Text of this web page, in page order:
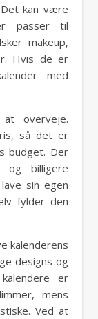
kan være
passer til
makeup,
Hvis de er
med
overveje.
så det er
budget. Der
og billigere
sin egen
fylder den
kalenderens
designs og
er
mens
Ved at